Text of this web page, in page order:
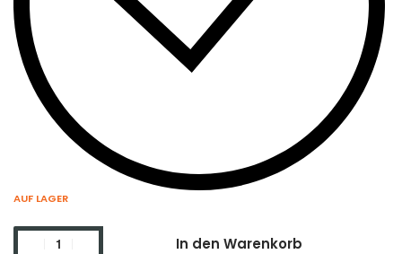
AUF LAGER
In den Warenkorb